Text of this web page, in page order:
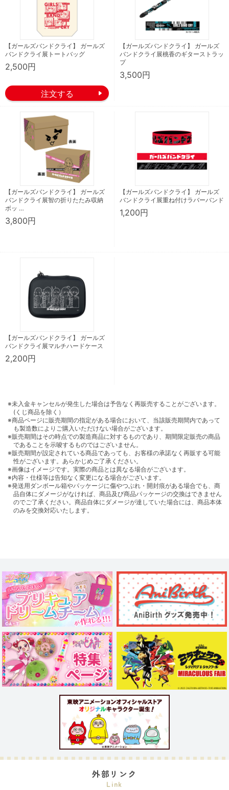
【ガールズバンドクライ】 ガールズ
バンドクライ展トートバッグ
2,500円
【ガールズバンドクライ】 ガールズ
バンドクライ展桃香のギターストラッ
プ
3,500円
【ガールズバンドクライ】 ガールズ
バンドクライ展智の折りたたみ収納
ボッ …
3,800円
【ガールズバンドクライ】 ガールズ
バンドクライ展重ね付けラバーバンド
1,200円
【ガールズバンドクライ】 ガールズ
バンドクライ展マルチハードケース
2,200円
※未入金キャンセルが発生した場合は予告なく再販売することがございます。
(くじ商品を除く）
※商品ページに販売期間の指定がある場合において、当該販売期間内であって
も製造数によりご購入いただけない場合がございます。
※販売期間はその時点での製造商品に対するものであり、期間限定販売の商品
であることを示唆するものではございません。
※販売期間が設定されている商品であっても、お客様の承諾なく再販する可能
性がございます。あらかじめご了承ください。
※画像はイメージです。実際の商品とは異なる場合がございます。
※内容・仕様等は告知なく変更になる場合がございます。
※発送用ダンボール箱やパッケージに傷やつぶれ・開封痕がある場合でも、商
品自体にダメージがなければ、商品及び商品パッケージの交換はできません
のでご了承ください。商品自体にダメージが達していた場合には、商品本体
のみを交換対応いたします。
外部リンク
Link